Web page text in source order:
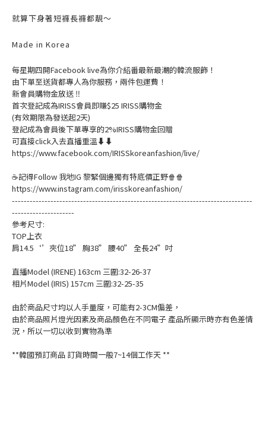
就算下身著短褲長褲都靚～
Made in Korea
每星期四開Facebook live為你介紹番最新最潮的韓流服飾！
由下單至送貨都專人為你服務，兩件包運費！
新會員購物金放送 ‼️
首次登記成為IRISS會員即賺$25 IRISS購物金
(有效期限為發送起2天)
登記成為會員後下單專享的2%IRISS購物金回贈
可直接click入去直播重溫⬇⬇
https://www.facebook.com/IRISSkoreanfashion/live/
☕記得Follow 我地IG 黎緊個邊獨有特底價正野🍿🍿
https://www.instagram.com/irisskoreanfashion/
---------------------------------------------------------------------------------
---------------------
參考尺寸:
TOP上衣
肩14.5‘’夾位18” 胸38” 腰40” 全長24”吋
直播Model (IRENE) 163cm 三圍:32-26-37
相片Model (IRIS) 157cm 三圍:32-25-35
由於商品尺寸均以人手量度，可能有2-3CM偏差，
由於商品照片燈光因素及商品顏色在不同電子 產品所顯示時亦有色差情
況，所以一切以收到實物為準
**韓國預訂商品 訂貨時間一般7~14個工作天 **